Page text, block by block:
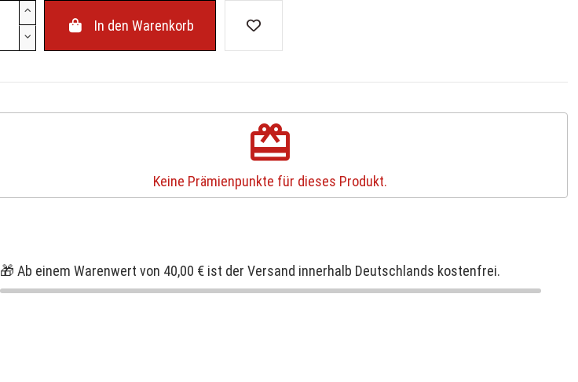
In den Warenkorb
redeem
Keine Prämienpunkte für dieses Produkt.
🎁 Ab einem Warenwert von 40,00 € ist der Versand innerhalb Deutschlands kostenfrei.